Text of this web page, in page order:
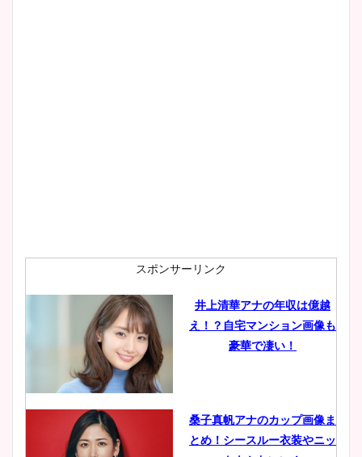
肉も凄い！
鈴木唯の太ってた時の体重が
ヤバすぎww原因や痩せたダ
豊島実季アナのカップ画像ま
スポンサーリンク
井上清華アナの年収は億越
え！？自宅マンション画像も
豪華で凄い！
桑子真帆アナのカップ画像ま
とめ！シースルー衣装やニッ